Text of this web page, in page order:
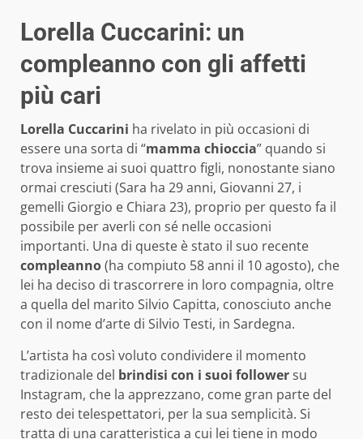
Lorella Cuccarini: un
compleanno con gli affetti
più cari
Lorella Cuccarini ha rivelato in più occasioni di
essere una sorta di “mamma chioccia” quando si
trova insieme ai suoi quattro figli, nonostante siano
ormai cresciuti (Sara ha 29 anni, Giovanni 27, i
gemelli Giorgio e Chiara 23), proprio per questo fa il
possibile per averli con sé nelle occasioni
importanti. Una di queste è stato il suo recente
compleanno(ha compiuto 58 anni il 10 agosto), che
lei ha deciso di trascorrere in loro compagnia, oltre
a quella del marito Silvio Capitta, conosciuto anche
con il nome d’arte di Silvio Testi, in Sardegna.
L’artista ha così voluto condividere il momento
tradizionale del brindisi con i suoi followersu
Instagram, che la apprezzano, come gran parte del
resto dei telespettatori, per la sua semplicità. Si
tratta di una caratteristica a cui lei tiene in modo